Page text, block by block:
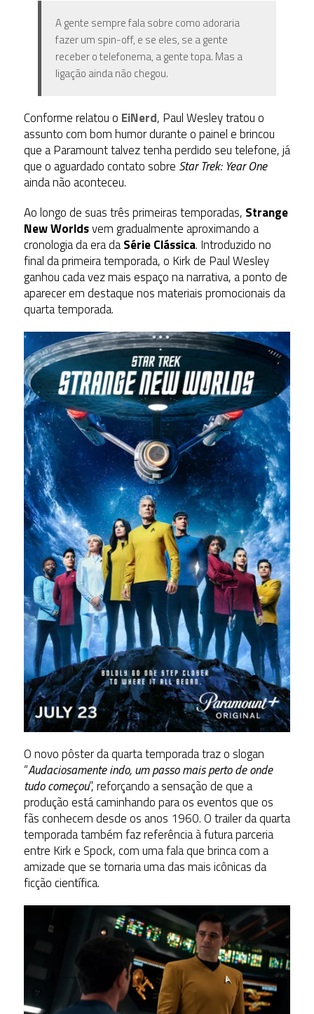
A gente sempre fala sobre como adoraria
fazer um spin-off, e se eles, se a gente
receber o telefonema, a gente topa. Mas a
ligação ainda não chegou.
Conforme relatou o EiNerd, Paul Wesley tratou o
assunto com bom humor durante o painel e brincou
que a Paramount talvez tenha perdido seu telefone, já
que o aguardado contato sobre Star Trek: Year One
ainda não aconteceu.
Ao longo de suas três primeiras temporadas, Strange
New Worldsvem gradualmente aproximando a
cronologia da era daSérie Clássica. Introduzido no
final da primeira temporada, o Kirk de Paul Wesley
ganhou cada vez mais espaço na narrativa, a ponto de
aparecer em destaque nos materiais promocionais da
quarta temporada.
O novo pôster da quarta temporada traz o slogan
“Audaciosamente indo, um passo mais perto de onde
tudo começou”, reforçando a sensação de que a
produção está caminhando para os eventos que os
fãs conhecem desde os anos 1960. O trailer da quarta
temporada também faz referência à futura parceria
entre Kirk e Spock, com uma fala que brinca com a
amizade que se tornaria uma das mais icônicas da
ficção científica.